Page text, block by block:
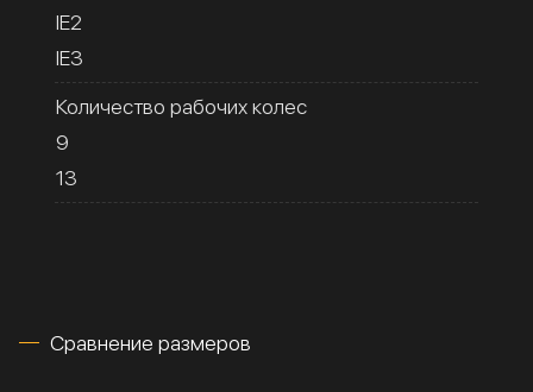
IE2
IE3
Количество рабочих колес
9
13
Сравнение размеров